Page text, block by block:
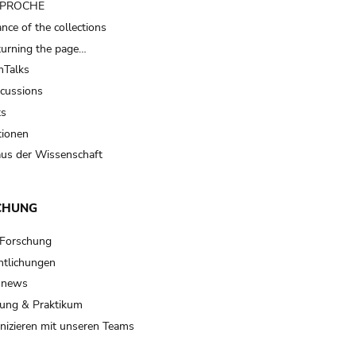
of the collections
the page…
der Wissenschaft
& Praktikum
mit unseren Teams